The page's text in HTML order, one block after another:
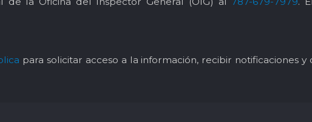
para solicitar acceso a la información, recibir notificaciones